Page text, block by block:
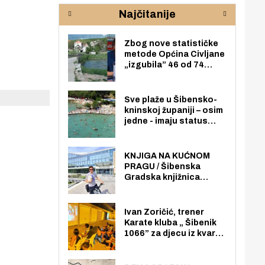
rijeke Krke
Najčitanije
Zbog nove statističke
metode Općina Civljane
„izgubila” 46 od 74
nego radno sposobnih
osoba među svojih 170
stanovnika.
Sve plaže u Šibensko-
kninskoj županiji – osim
jedne - imaju status
općoj upotrebi. Pristup
je slobodan i besplatan
za sve građane i
KNJIGA NA KUĆNOM
PRAGU / Šibenska
Gradska knjižnica
knjiga na kućnu adresu
električnim biciklom.
Ivan Zoričić, trener
Karate kluba „ Šibenik
1066” za djecu iz kvarta